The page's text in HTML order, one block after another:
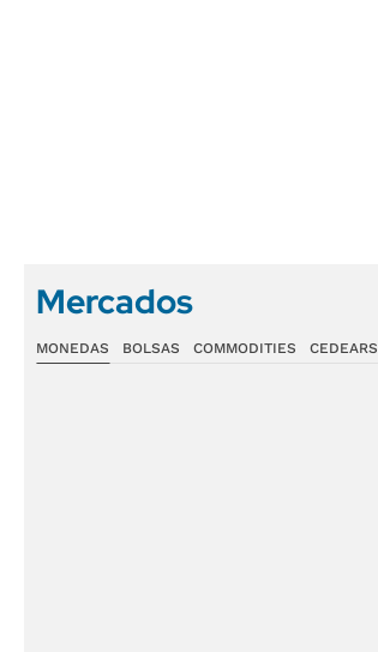
Mercados
MONEDAS BOLSAS COMMODITIES CEDEARS